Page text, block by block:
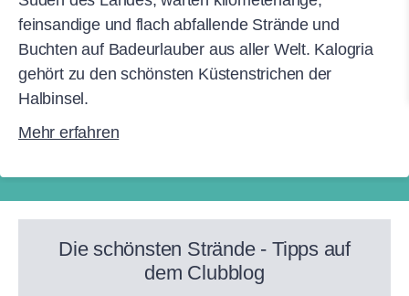
feinsandige und flach abfallende Strände und
Buchten auf Badeurlauber aus aller Welt. Kalogria
gehört zu den schönsten Küstenstrichen der
Halbinsel.
Mehr erfahren
Die schönsten Strände - Tipps auf
dem Clubblog